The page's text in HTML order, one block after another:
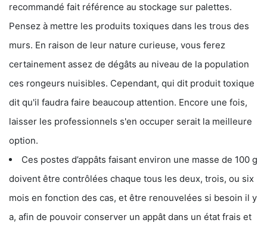
recommandé fait référence au stockage sur palettes.
Pensez à mettre les produits toxiques dans les trous des
murs. En raison de leur nature curieuse, vous ferez
certainement assez de dégâts au niveau de la population
ces rongeurs nuisibles. Cependant, qui dit produit toxique
dit qu'il faudra faire beaucoup attention. Encore une fois,
laisser les professionnels s'en occuper serait la meilleure
option.
Ces postes d’appâts faisant environ une masse de 100 g
doivent être contrôlées chaque tous les deux, trois, ou six
mois en fonction des cas, et être renouvelées si besoin il y
a, afin de pouvoir conserver un appât dans un état frais et